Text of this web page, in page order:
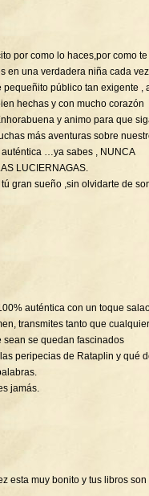
por como lo haces,por como
en una verdadera niña cada vez
público tan exigente ,
hechas y con mucho corazón
y animo para que
más aventuras sobre
…ya sabes , NUNCA
LUCIERNAGAS.
gran sueño ,sin olvidarte de
auténtica con un toque
transmites tanto que cualquier
se quedan fascinados
peripecias de Rataplin y qué
jamás.
esta muy bonito y tus libros son